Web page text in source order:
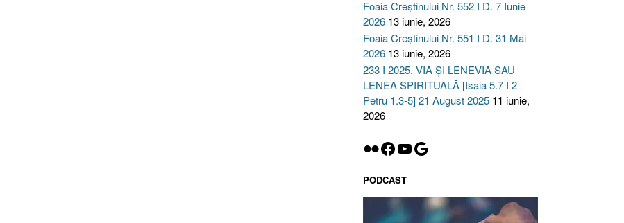
Foaia Creștinului Nr. 552 I D. 7 Iunie
2026 13 iunie, 2026
Foaia Creștinului Nr. 551 I D. 31 Mai
2026 13 iunie, 2026
233 I 2025. VIA ȘI LENEVIA SAU
LENEA SPIRITUALĂ [Isaia 5.7 I 2
Petru 1.3-5] 21 August 2025 11 iunie,
2026
Flickr
Facebook
YouTube
Google
PODCAST